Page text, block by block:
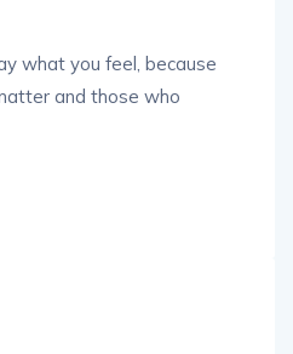
what you feel, because
and those who